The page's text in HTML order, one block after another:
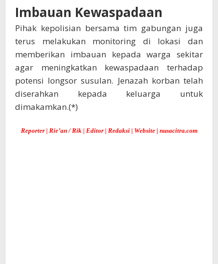
Imbauan Kewaspadaan
Pihak kepolisian bersama tim gabungan juga
terus melakukan monitoring di lokasi dan
memberikan imbauan kepada warga sekitar
agar meningkatkan kewaspadaan terhadap
potensi longsor susulan. Jenazah korban telah
diserahkan kepada keluarga untuk
dimakamkan.(*)
Reporter | Rie’an / Rik | Editor | Redaksi | Website | nusacitra.com